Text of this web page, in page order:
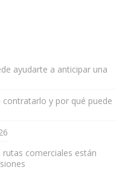
ayudarte a anticipar una
contratarlo y por qué puede
comerciales están